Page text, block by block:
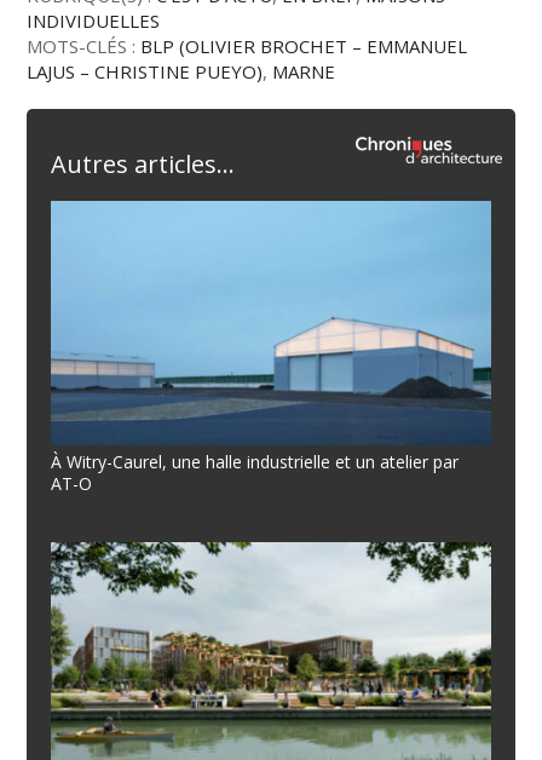
INDIVIDUELLES
MOTS-CLÉS : BLP (OLIVIER BROCHET – EMMANUEL
LAJUS – CHRISTINE PUEYO), MARNE
Autres articles...
À Witry-Caurel, une halle industrielle et un atelier par
AT-O